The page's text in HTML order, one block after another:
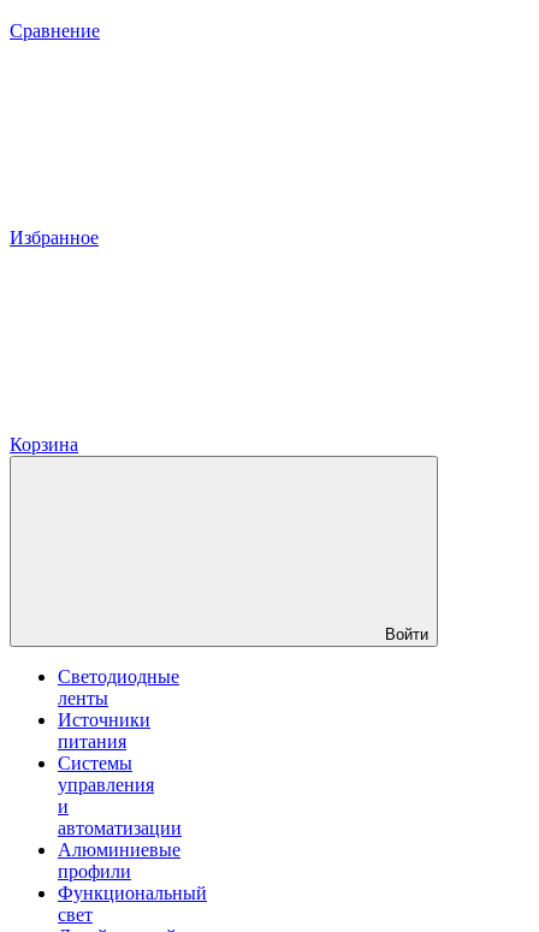
Сравнение
Избранное
Корзина
Войти
Светодиодные
ленты
Источники
питания
Системы
управления
и
автоматизации
Алюминиевые
профили
Функциональный
свет